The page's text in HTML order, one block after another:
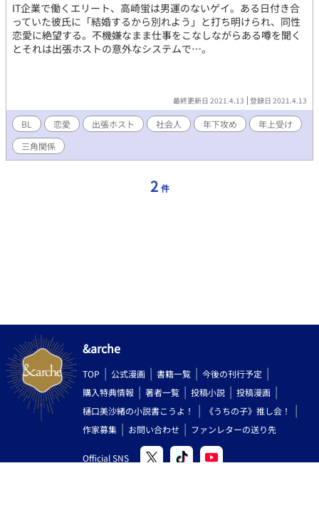
IT企業で働くエリート、高崎蛍は男運のないゲイ。ある日付き合
っていた彼氏に「結婚するから別れよう」と打ち明けられ、同性
恋愛に絶望する。不機嫌なまま仕事をこなしながらある噂を聞く
とそれは出張ホストの意外なシステムで…。
最終更新日 2021.4.13 登録日 2021.4.13
BL 恋愛 出張ホスト 社会人 年下攻め
年上受け
三角関係
2 件
&arche
TOP 公式漫画 書籍一覧
今後の刊行予定
購入特典情報
著者一覧 投稿小説
投稿漫画
樋口美沙緒の小説書こうよ！
《うちの子》推し会！
作家募集
お問い合わせ ファンレターの送り先
Official SNS